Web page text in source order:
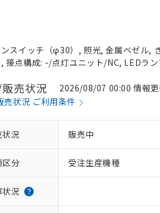
スイッチ（φ30）, 照光, 金属ベゼル,
接点構成: -/点灯ユニット/NC, LEDラ
売状況
2026/08/07 00:00 情報
売状況 ご利用条件
状況 販売中
区分 受注生産機種
況